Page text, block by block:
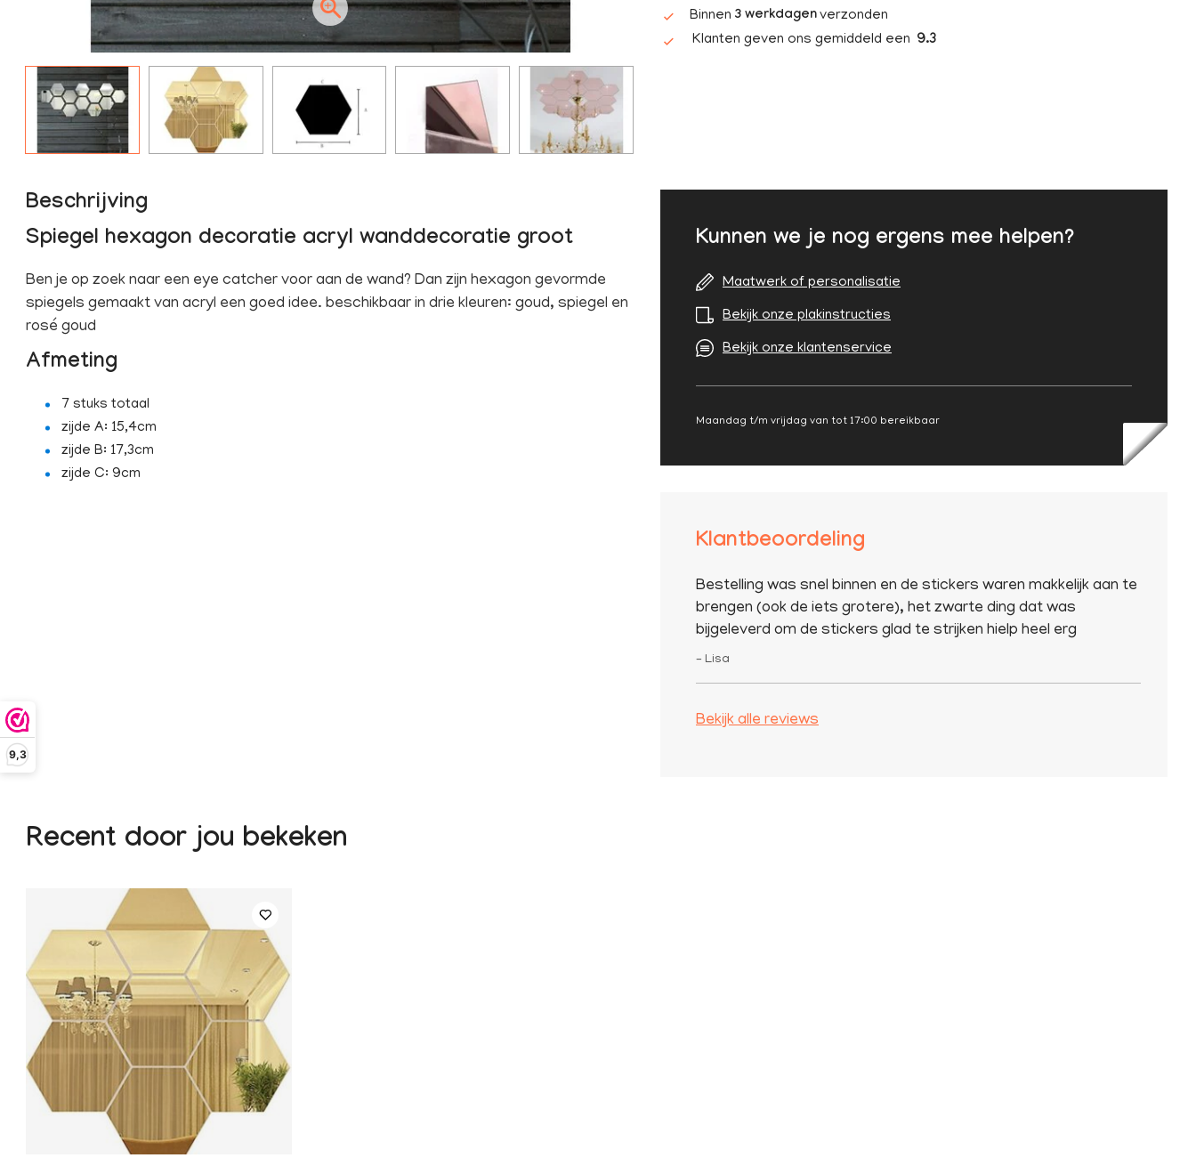
9,3
Binnen 3 werkdagenverzonden
Klanten geven ons gemiddeld een 9.3
Beschrijving
Spiegel hexagon decoratie acryl wanddecoratie groot
Ben je op zoek naar een eye catcher voor aan de wand? Dan zijn hexagon gevormde
spiegels gemaakt van acryl een goed idee. beschikbaar in drie kleuren: goud, spiegel en
rosé goud
Afmeting
7 stuks totaal
zijde A: 15,4cm
zijde B: 17,3cm
zijde C: 9cm
Kunnen we je nog ergens mee helpen?
Maatwerk of personalisatie
Bekijk onze plakinstructies
Bekijk onze klantenservice
Maandag t/m vrijdag van tot 17:00 bereikbaar
Klantbeoordeling
Bestelling was snel binnen en de stickers waren makkelijk aan te
brengen (ook de iets grotere), het zwarte ding dat was
bijgeleverd om de stickers glad te strijken hielp heel erg
– Lisa
Bekijk alle reviews
Recent door jou bekeken